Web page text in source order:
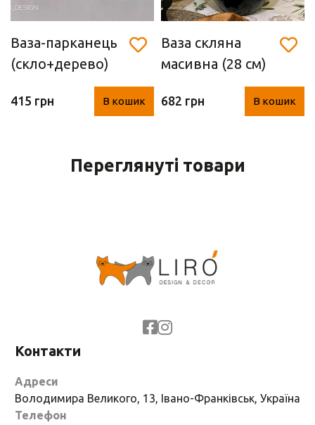
Ваза-парканець
(скло+дерево)
415 грн В кошик
Ваза скляна
масивна (28 см)
682 грн В кошик
Переглянуті товари
Контакти
Адреси
Володимира Великого, 13, Івано-Франківськ, Україна
Телефон